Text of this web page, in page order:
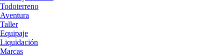
Todoterreno
Aventura
Taller
Equipaje
Liquidación
Marcas